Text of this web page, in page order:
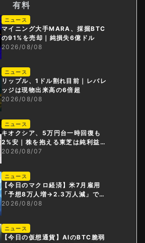
有料
ニュース
マイニング大手MARA、採掘BTC
の91%を売却｜純損失6億ドル
2026/08/08
ニュース
リップル、1ドル割れ目前｜レバレ
ッジは現物出来高の6倍超
2026/08/08
ニュース
キオクシア、5万円台一時回復も
2%安｜株を抱える東芝は純利益3
0倍
2026/08/07
ニュース
【今日のマクロ経済】米7月雇用
「予想8万人増→2.3万人減」で利
上げ観測後退
2026/08/08
ニュース
【今日の仮想通貨】AIのBTC脆弱